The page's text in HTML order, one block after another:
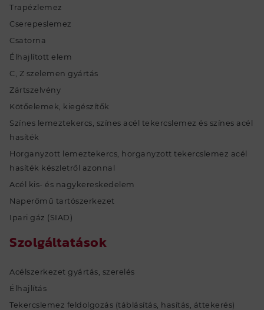
Trapézlemez
Cserepeslemez
Csatorna
Élhajlított elem
C, Z szelemen gyártás
Zártszelvény
Kötőelemek, kiegészítők
Színes lemeztekercs, színes acél tekercslemez és színes acél
hasíték
Horganyzott lemeztekercs, horganyzott tekercslemez acél
hasíték készletről azonnal
Acél kis- és nagykereskedelem
Naperőmű tartószerkezet
Ipari gáz (SIAD)
Szolgáltatások
Acélszerkezet gyártás, szerelés
Élhajlítás
Tekercslemez feldolgozás (táblásítás, hasítás, áttekerés)